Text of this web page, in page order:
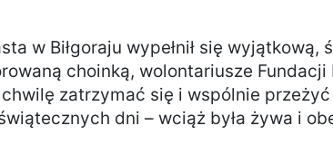
w Biłgoraju wypełnił się wyjątkową,
choinką, wolontariusze
zatrzymać się i wspólnie
dni – wciąż była żywa i